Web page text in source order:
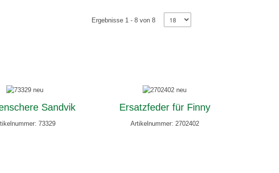
Ergebnisse 1 - 8 von 8
Sandvik
73329
Ersatzfeder für Finny
Artikelnummer: 2702402